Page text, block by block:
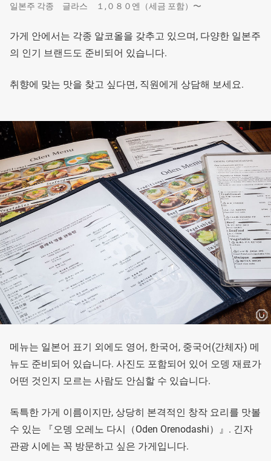
일본주 각종 글라스 １,０８０엔（세금 포함）〜
가게 안에서는 각종 알코올을 갖추고 있으며, 다양한 일본주
의 인기 브랜드도 준비되어 있습니다.
취향에 맞는 맛을 찾고 싶다면, 직원에게 상담해 보세요.
메뉴는 일본어 표기 외에도 영어, 한국어, 중국어(간체자) 메
뉴도 준비되어 있습니다. 사진도 포함되어 있어 오뎅 재료가
어떤 것인지 모르는 사람도 안심할 수 있습니다.
독특한 가게 이름이지만, 상당히 본격적인 창작 요리를 맛볼
수 있는 『오뎅 오레노 다시（Oden Orenodashi）』. 긴자
관광 시에는 꼭 방문하고 싶은 가게입니다.